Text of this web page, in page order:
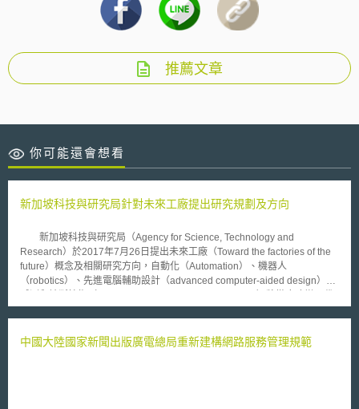
推薦文章
你可能還會想看
新加坡科技與研究局針對未來工廠提出研究規劃及方向
新加坡科技與研究局（Agency for Science, Technology and
Research）於2017年7月26日提出未來工廠（Toward the factories of the
future）概念及相關研究方向，自動化（Automation）、機器人
（robotics）、先進電腦輔助設計（advanced computer-aided design）、
工廠，可製造的產品範圍廣泛，從微型車乃至於飛機皆可生產。積層製造
高科技生產線來創造許多不同的產品項目，而不需要傳統大規模生產的設計
中國大陸國家新聞出版廣電總局重新建構網路服務管理規範